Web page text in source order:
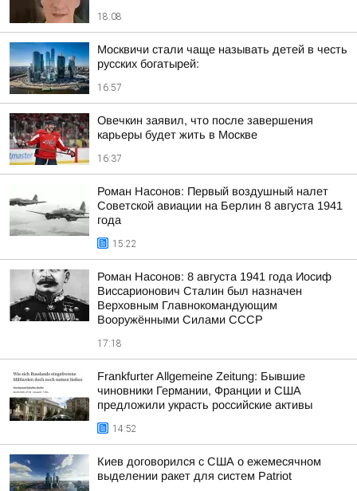
18:08
Москвичи стали чаще называть детей в честь
русских богатырей:
16:57
Овечкин заявил, что после завершения
карьеры будет жить в Москве
16:37
Роман Насонов: Первый воздушный налет
Советской авиации на Берлин 8 августа 1941
года
15:22
Роман Насонов: 8 августа 1941 года Иосиф
Виссарионович Сталин был назначен
Верховным Главнокомандующим
Вооружёнными Силами СССР
17:18
Frankfurter Allgemeine Zeitung: Бывшие
чиновники Германии, Франции и США
предложили украсть российские активы
14:52
Киев договорился с США о ежемесячном
выделении ракет для систем Patriot